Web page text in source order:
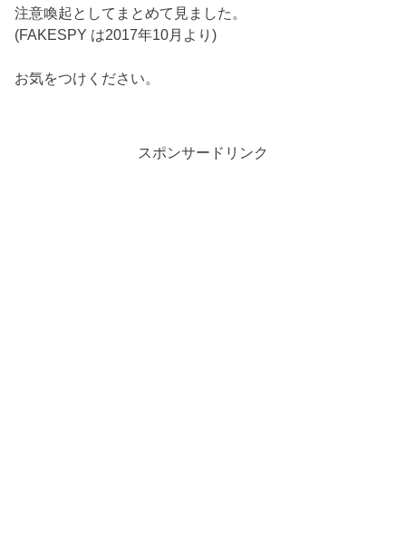
注意喚起としてまとめて見ました。
(FAKESPY は2017年10月より)
お気をつけください。
スポンサードリンク